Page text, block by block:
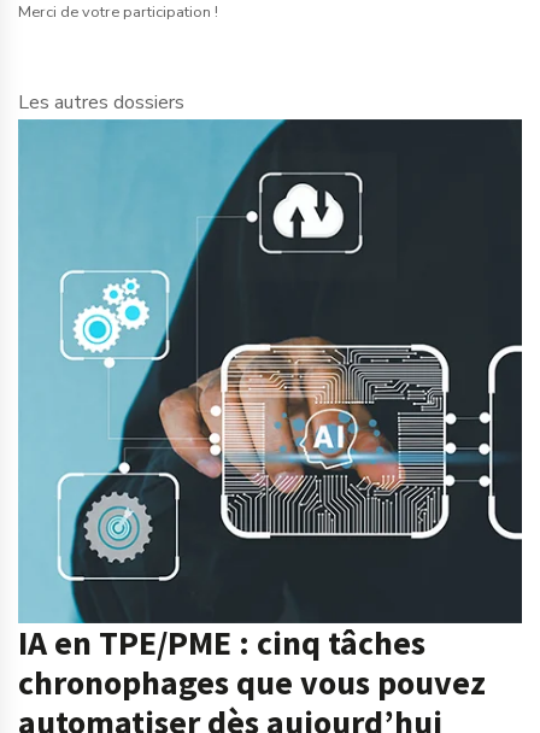
Merci de votre participation !
Les autres dossiers
IA en TPE/PME : cinq tâches
chronophages que vous pouvez
automatiser dès aujourd’hui